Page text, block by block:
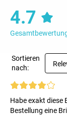
4.7
Sortieren
nach:
Habe exakt diese
Bestellung eine